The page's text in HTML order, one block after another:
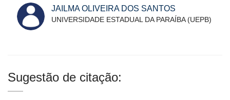
JAILMA OLIVEIRA DOS SANTOS
UNIVERSIDADE ESTADUAL DA PARAÍBA (UEPB)
Sugestão de citação: